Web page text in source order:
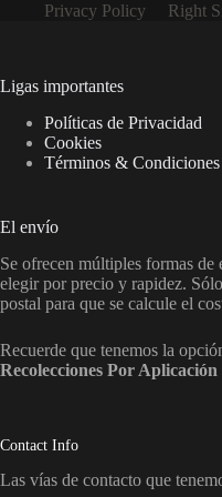
Privacy Policy
Right
Ligas importantes
Políticas de Privacidad
Cookies
Términos & Condiciones
El envío
Se ofrecen múltiples formas de
elegir por precio y rapidez.
postal para que se calcule el
Recuerde que tenemos la
Recolecciones Por Aplicación
Contact Info
Las vías de contacto que